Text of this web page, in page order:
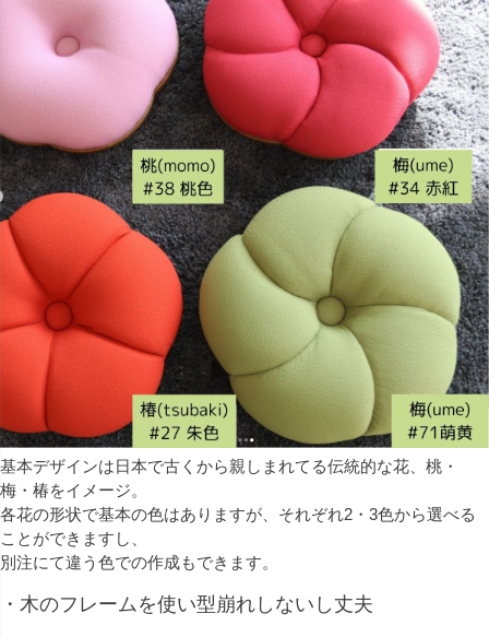
基本デザインは日本で古くから親しまれてる伝統的な花、桃・
梅・椿をイメージ。
各花の形状で基本の色はありますが、それぞれ2・3色から選べる
ことができますし、
別注にて違う色での作成もできます。
・木のフレームを使い型崩れしないし丈夫